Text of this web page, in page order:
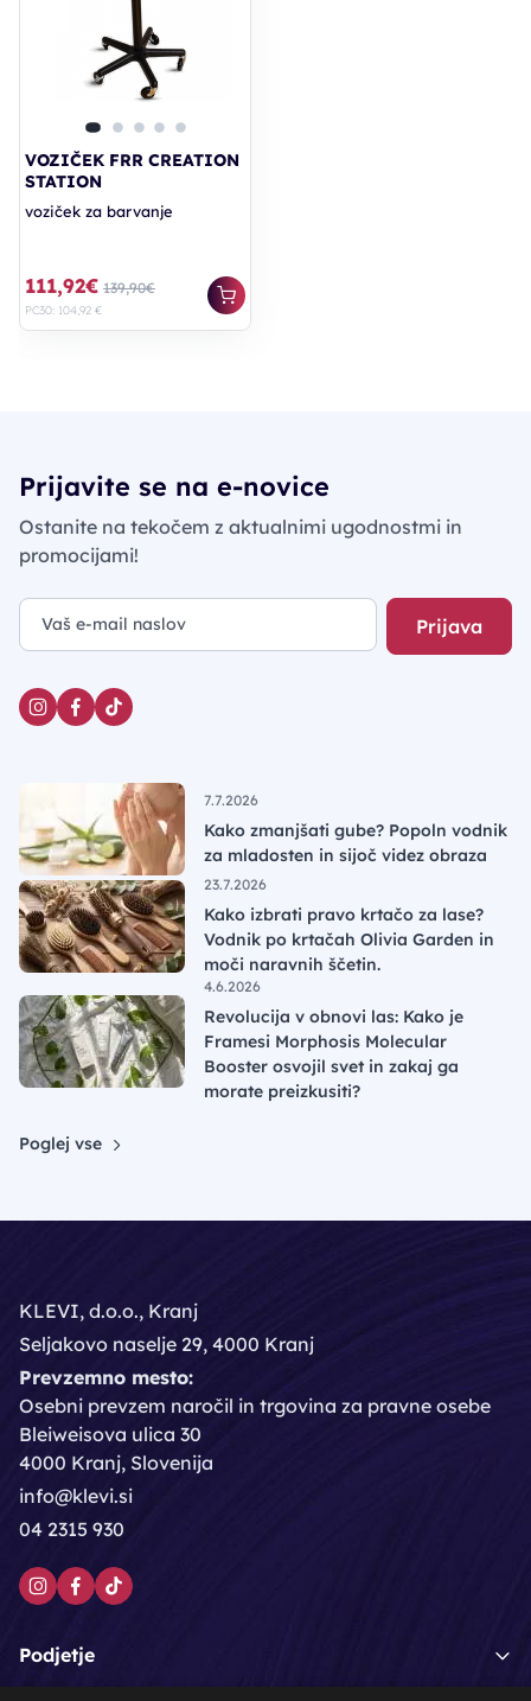
VOZIČEK FRR CREATION
STATION
voziček za barvanje
111,92€ 139,90€
PC30: 104,92 €
Prijavite se na e-novice
Ostanite na tekočem z aktualnimi ugodnostmi in
promocijami!
Prijava
7.7.2026
Kako zmanjšati gube? Popoln vodnik
za mladosten in sijoč videz obraza
23.7.2026
Kako izbrati pravo krtačo za lase?
Vodnik po krtačah Olivia Garden in
moči naravnih ščetin.
4.6.2026
Revolucija v obnovi las: Kako je
Framesi Morphosis Molecular
Booster osvojil svet in zakaj ga
morate preizkusiti?
Poglej vse
KLEVI, d.o.o., Kranj
Seljakovo naselje 29, 4000 Kranj
Prevzemno mesto:
Osebni prevzem naročil in trgovina za pravne osebe
Bleiweisova ulica 30
4000 Kranj, Slovenija
info@klevi.si
04 2315 930
Podjetje